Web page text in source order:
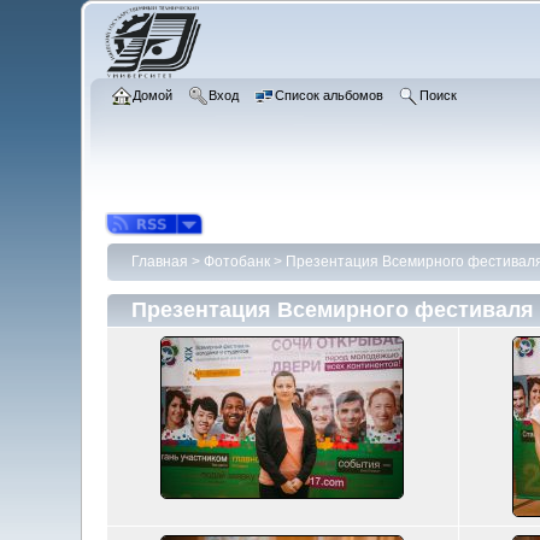
Домой Вход Список альбомов Поиск
Главная > Фотобанк> Презентация Всемирного
Презентация Всемирного